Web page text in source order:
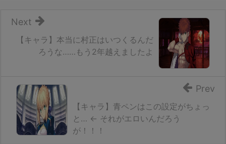
【キャラ】本当に村正はいつくるんだ
ろうな……もう2年越えましたよ
Next
【キャラ】青ペンはこの設定がちょっ
と… ← それがエロいんだろう
が！！！
Prev